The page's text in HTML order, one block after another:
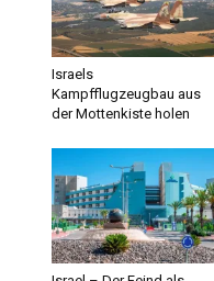
Israels
Kampfflugzeugbau aus
der Mottenkiste holen